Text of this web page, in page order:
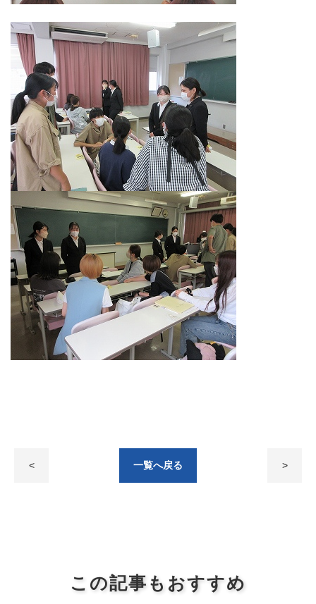
< 一覧へ戻る >
この記事もおすすめ